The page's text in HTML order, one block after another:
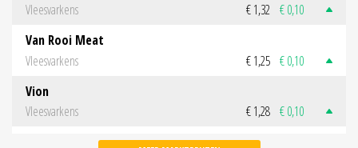
Vleesvarkens
€ 1,32 € 0,10
Van Rooi Meat
Vleesvarkens
€ 1,25 € 0,10
Vion
Vleesvarkens
€ 1,28 € 0,10